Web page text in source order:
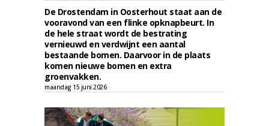
De Drostendam in Oosterhout staat aan de
vooravond van een flinke opknapbeurt. In
de hele straat wordt de bestrating
vernieuwd en verdwijnt een aantal
bestaande bomen. Daarvoor in de plaats
komen nieuwe bomen en extra
groenvakken.
maandag 15 juni 2026